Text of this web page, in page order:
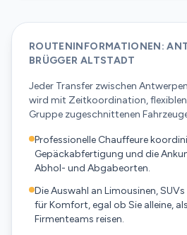
ROUTENINFORMATIONEN:
BRÜGGER ALTSTADT
Jeder Transfer zwischen
wird mit Zeitkoordination,
Gruppe zugeschnittenen
Professionelle Chauffeure
Gepäckabfertigung und die
Abhol- und Abgabeorten.
Die Auswahl an Limousinen,
für Komfort, egal ob Sie alleine,
Firmenteams reisen.